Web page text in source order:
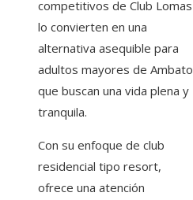
competitivos de Club Lomas
lo convierten en una
alternativa asequible para
adultos mayores de Ambato
que buscan una vida plena y
tranquila.
Con su enfoque de club
residencial tipo resort,
ofrece una atención